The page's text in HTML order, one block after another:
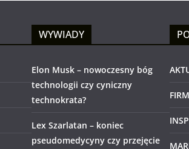
WYWIADY
Elon Musk – nowoczesny bóg
technologii czy cyniczny
technokrata?
Lex Szarlatan – koniec
pseudomedycyny czy przejęcie